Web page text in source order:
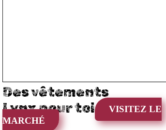
Des vêtements
Lynx pour toi
VISITEZ LE
MARCHÉ